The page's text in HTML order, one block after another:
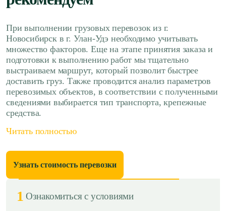
При выполнении грузовых перевозок из г.
Новосибирск в г. Улан-Удэ необходимо учитывать
множество факторов. Еще на этапе принятия заказа и
подготовки к выполнению работ мы тщательно
выстраиваем маршрут, который позволит быстрее
доставить груз. Также проводится анализ параметров
перевозимых объектов, в соответствии с полученными
сведениями выбирается тип транспорта, крепежные
средства.
Читать полностью
Узнать стоимость перевозки
1 Ознакомиться с условиями